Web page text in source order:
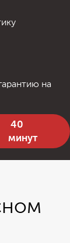
на
40
минут